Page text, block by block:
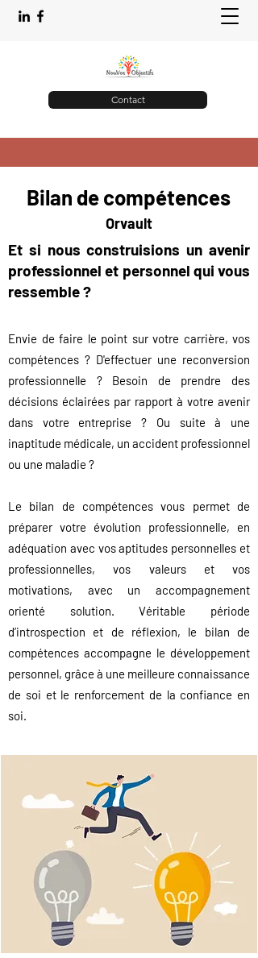
Contact
Bilan de compétences
Orvault
Et si nous construisions un avenir
professionnel et personnel qui vous
ressemble ?
Envie de faire le point sur votre carrière, vos
compétences ? D'effectuer une reconversion
professionnelle ? Besoin de prendre des
décisions éclairées par rapport à votre avenir
dans votre entreprise ? Ou suite à une
inaptitude médicale, un accident professionnel
ou une maladie ?
Le bilan de compétences vous permet de
préparer votre évolution professionnelle, en
adéquation avec vos aptitudes personnelles et
professionnelles, vos valeurs et vos
motivations, avec un accompagnement
orienté solution.Véritable période
d’introspection et de réflexion, le bilan de
compétences accompagne le développement
personnel, grâce à une meilleure connaissance
de soi et le renforcement de la confiance en
soi.